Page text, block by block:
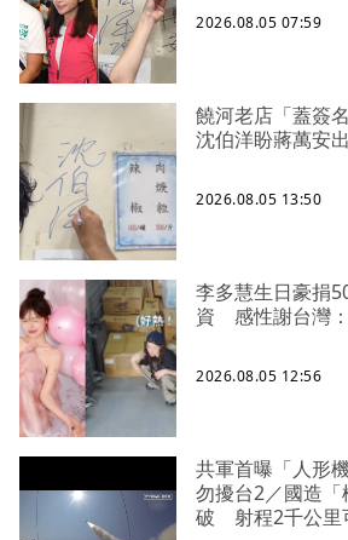
2026.08.05 07:59
饒河老店「蓋簽
沈伯洋盼蔣萬安
2026.08.05 13:50
李多慧生日豪捐
資 感性謝台灣
2026.08.05 12:56
共軍首曝「人形
勿擾台2／國造
破 射程2千公里